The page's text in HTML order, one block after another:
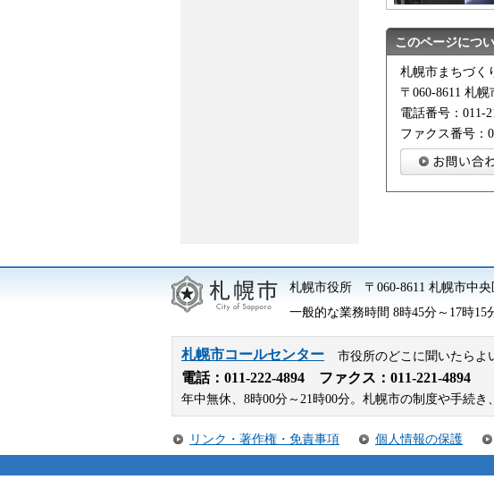
このページにつ
札幌市まちづく
〒060-8611 札
電話番号：011-
ファクス番号：
札幌市役所 〒060-8611 札幌市中
一般的な業務時間 8時45分～17時
札幌市コールセンター 市役所のどこに聞いたらよ
電話： 011-222-4894 ファクス：011-221-4894
年中無休、8時00分～21時00分。札幌市の制度や手続
リンク・著作権・免責事項 個人情報の保護